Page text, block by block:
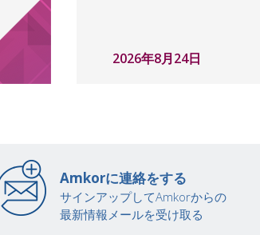
2026年8月24日
Amkorに連絡をする
サインアップしてAmkorからの
最新情報メールを受け取る